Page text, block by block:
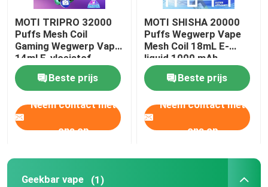
MOTI TRIPRO 32000
Puffs Mesh Coil
Gaming Wegwerp Vape
14ml E-vloeistof
650mAh 50mg Nicotine
Beste prijs
Neem contact met
ons op
MOTI SHISHA 20000
Puffs Wegwerp Vape
Mesh Coil 18mL E-
liquid 1000 mAh
20mg/mL Nicotine
Type-CBeste prijs
Neem contact met
ons op
Geekbar vape (1)